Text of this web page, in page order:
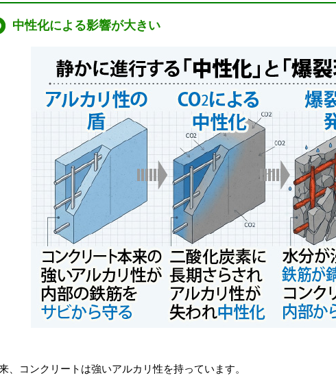
中性化による影響が大きい
、コンクリートは強いアルカリ性を持っています。